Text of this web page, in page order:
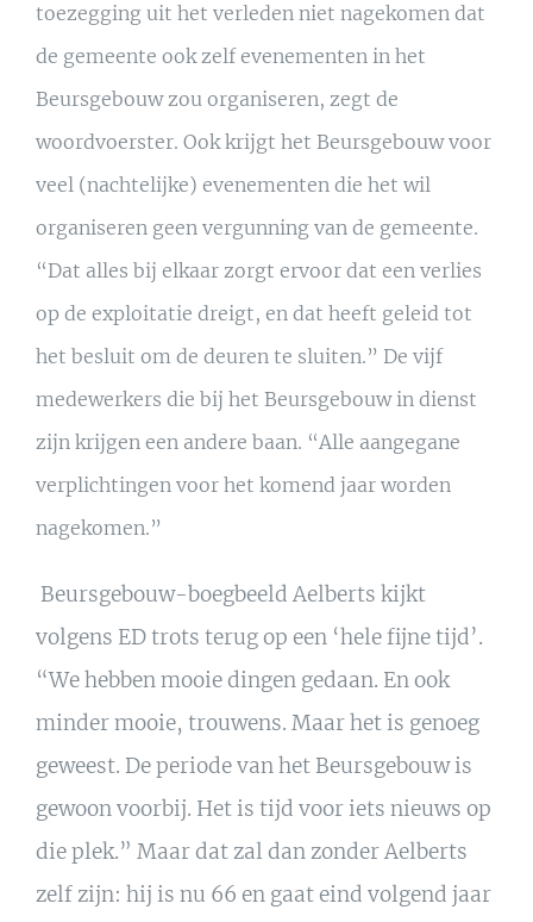
toezegging uit het verleden niet nagekomen dat
de gemeente ook zelf evenementen in het
Beursgebouw zou organiseren, zegt de
woordvoerster. Ook krijgt het Beursgebouw voor
veel (nachtelijke) evenementen die het wil
organiseren geen vergunning van de gemeente.
“Dat alles bij elkaar zorgt ervoor dat een verlies
op de exploitatie dreigt, en dat heeft geleid tot
het besluit om de deuren te sluiten.” De vijf
medewerkers die bij het Beursgebouw in dienst
zijn krijgen een andere baan. “Alle aangegane
verplichtingen voor het komend jaar worden
nagekomen.”
Beursgebouw-boegbeeld Aelberts kijkt
volgens ED trots terug op een ‘hele fijne tijd’.
“We hebben mooie dingen gedaan. En ook
minder mooie, trouwens. Maar het is genoeg
geweest. De periode van het Beursgebouw is
gewoon voorbij. Het is tijd voor iets nieuws op
die plek.” Maar dat zal dan zonder Aelberts
zelf zijn: hij is nu 66 en gaat eind volgend jaar